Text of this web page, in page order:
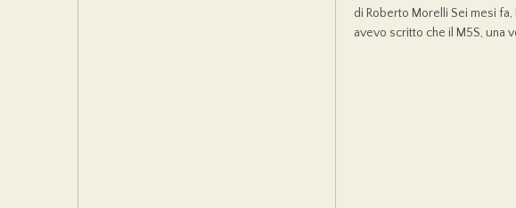
di Roberto Morelli Sei mesi
avevo scritto che il M5S, una